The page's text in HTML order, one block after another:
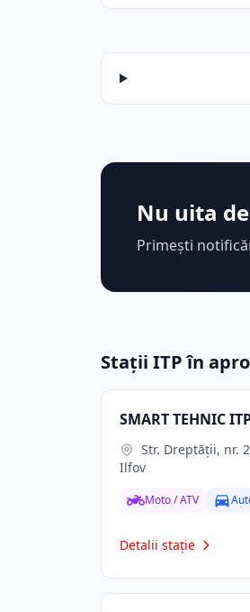
Nu uita
Primești
Stații ITP în
SMART TEHNIC
Ilfov
Moto / ATV
Detalii stație